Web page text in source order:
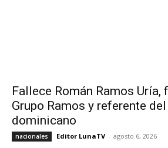
Fallece Román Ramos Uría,
Grupo Ramos y referente
dominicano
nacionales Editor LunaTV - agosto 6, 2026